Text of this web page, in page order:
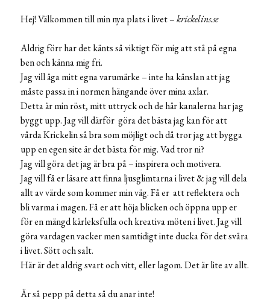
Hej! Välkommen till min nya plats i livet –krickelins.se
Aldrig förr har det känts så viktigt för mig att stå på egna
ben och känna mig fri.
Jag vill äga mitt egna varumärke – inte ha känslan att jag
måste passa in i normen hängande över mina axlar.
Detta är min röst, mitt uttryck och de här kanalerna har jag
byggt upp. Jag vill därför göra det bästa jag kan för att
vårda Krickelin så bra som möjligt och då tror jag att bygga
upp en egen site är det bästa för mig. Vad tror ni?
Jag vill göra det jag är bra på – inspirera och motivera.
Jag vill få er läsare att finna ljusglimtarna i livet & jag vill dela
allt av värde som kommer min väg. Få er att reflektera och
bli varma i magen. Få er att höja blicken och öppna upp er
för en mängd kärleksfulla och kreativa möten i livet. Jag vill
göra vardagen vacker men samtidigt inte ducka för det svåra
i livet. Sött och salt.
Här är det aldrig svart och vitt, eller lagom. Det är lite av allt.
Är så pepp på detta så du anar inte!